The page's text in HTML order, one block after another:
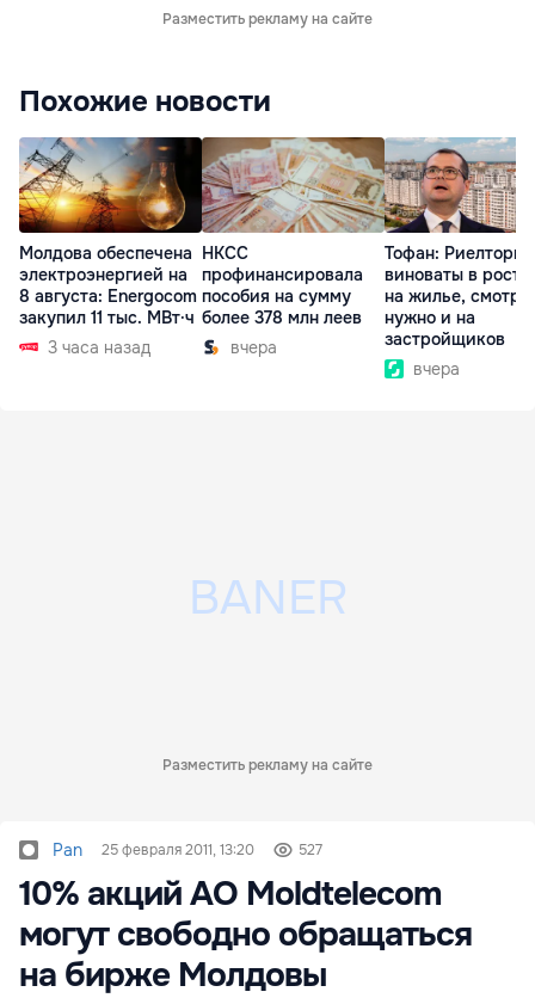
Разместить рекламу на сайте
Похожие новости
Молдова обеспечена
электроэнергией на
8 августа: Energocom
закупил 11 тыс. МВт·ч
3 часа назад
НКСС
профинансировала
пособия на сумму
более 378 млн леев
вчера
Тофан: Риелторы
виноваты в росте
на жилье,
нужно и на
застройщиков
вчера
Разместить рекламу на сайте
Pan 25 февраля 2011, 13:20 527
10% акций АО Moldtelecom
могут свободно обращаться
на бирже Молдовы